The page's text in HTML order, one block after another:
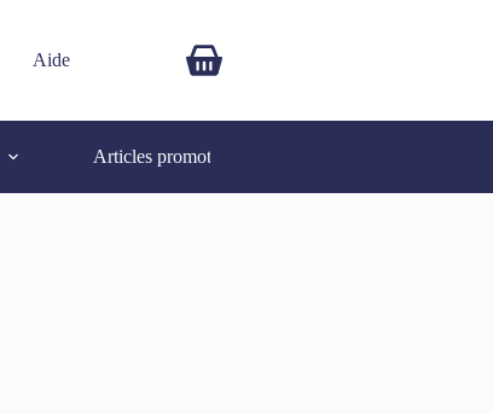
Aide
Articles promotionnels